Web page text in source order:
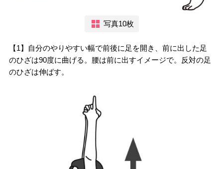
写真10枚
【1】自分のやりやすい幅で前後に足を開き、前に出した足
のひざは90度に曲げる。腰は前に出すイメージで。反対の足
のひざは伸ばす。